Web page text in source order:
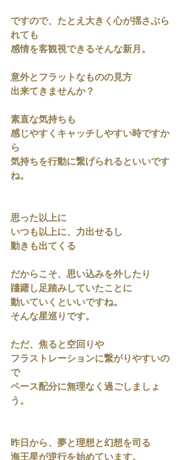
ですので、たとえ大きく心が揺さぶら
れても
感情を客観視できるそんな新月。
意外とフラットなものの見方
出来てきませんか？
素直な気持ちも
感じやすくキャッチしやすい時ですか
ら
気持ちを行動に繋げられるといいです
ね。
思った以上に
いつも以上に、力出せるし
動きも出てくる
だからこそ、思い込みを外したり
躊躇し足踏みしていたことに
動いていくといいですね。
そんな星巡りです。
ただ、焦ると空回りや
フラストレーションに繋がりやすいの
で
ペース配分に無理なく過ごしましょ
う。
昨日から、夢と理想と幻想を司る
海王星が逆行を始めています。